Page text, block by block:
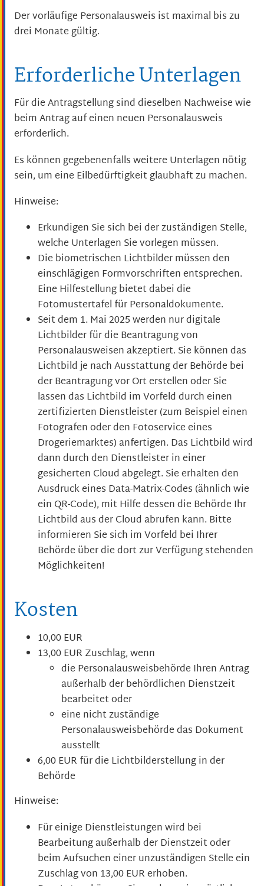
Dervorläufige Personalausweis ist maximal bis zu
drei Monate gültig.
Erforderliche Unterlagen
Für die Antragstellung sind dieselben Nachweise wie
beim Antrag auf einen neuen Personalausweis
erforderlich.
Es können gegebenenfalls weitere Unterlagen nötig
sein, um eine Eilbedürftigkeit glaubhaft zu machen.
Hinweise:
Erkundigen Sie sich bei der zuständigen Stelle,
welche Unterlagen Sie vorlegen müssen.
Die biometrischen Lichtbilder müssen den
einschlägigen Formvorschriften entsprechen.
Eine Hilfestellung bietet dabei die
Fotomustertafel für Personaldokumente.
Seit dem 1. Mai 2025 werden nur digitale
Lichtbilder für die Beantragung von
Personalausweisen akzeptiert. Sie können das
Lichtbild je nach Ausstattung der Behörde bei
der Beantragung vor Ort erstellen oder Sie
lassen das Lichtbild im Vorfelddurch einen
zertifizierten Dienstleister (zum Beispiel einen
Fotografen oder den Fotoservice eines
Drogeriemarktes) anfertigen. Das Lichtbild wird
dann durch den Dienstleister in einer
gesicherten Cloud abgelegt. Sie erhalten den
Ausdruck eines Data-Matrix-Codes (ähnlich wie
ein QR-Code), mit Hilfe dessen die Behörde Ihr
Lichtbild aus der Cloudabrufen kann. Bitte
informieren Sie sich im Vorfeld bei Ihrer
Behörde über die dort zur Verfügung stehenden
Möglichkeiten!
Kosten
10,00 EUR
13,00 EUR Zuschlag, wenn
die Personalausweisbehörde Ihren Antrag
außerhalb der behördlichen Dienstzeit
bearbeitet oder
eine nicht zuständige
Personalausweisbehörde das Dokument
ausstellt
6,00EUR für die Lichtbilderstellung in der
Behörde
Hinweise:
Für einige Dienstleistungen wird bei
Bearbeitung außerhalb der Dienstzeit oder
beim Aufsuchen einer unzuständigen Stelle ein
Zuschlag von 13,00 EUR erhoben.